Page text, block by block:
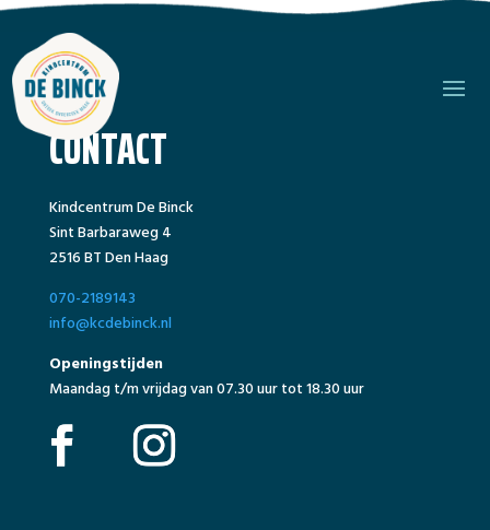
CONTACT
Kindcentrum De Binck
Sint Barbaraweg 4
2516 BT Den Haag
070-2189143
info@kcdebinck.nl
Openingstijden
Maandag t/m vrijdag van 07.30 uur tot 18.30 uur